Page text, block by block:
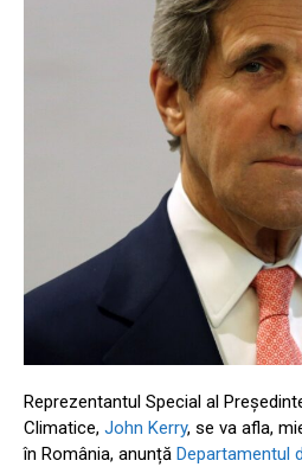
Reprezentantul Special al
Climatice, John Kerry, se va afla,
în România, anunță Departamentul